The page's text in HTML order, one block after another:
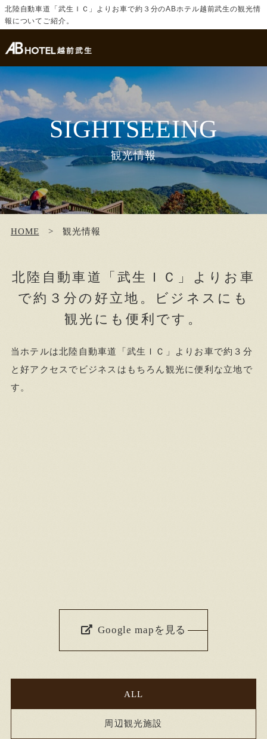
北陸自動車道「武生ＩＣ」よりお車で約３分のABホテル越前武生の観光情
報についてご紹介。
SIGHTSEEING
観光情報
HOME 観光情報
北陸自動車道「武生ＩＣ」よりお車
で約３分の好立地。ビジネスにも
観光にも便利です。
当ホテルは北陸自動車道「武生ＩＣ」よりお車で約３分
と好アクセスでビジネスはもちろん観光に便利な立地で
す。
Google mapを見る
ALL
周辺観光施設